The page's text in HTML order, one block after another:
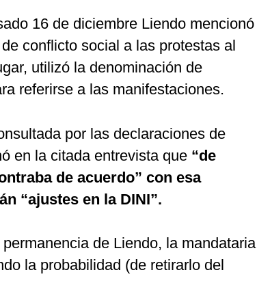
16 de diciembre Liendo mencionó
conflicto social a las protestas al
utilizó la denominación de
referirse a las manifestaciones.
por las declaraciones de
en la citada entrevista que “de
de acuerdo” con esa
“ajustes en la DINI”.
de Liendo, la mandataria
la probabilidad (de retirarlo del